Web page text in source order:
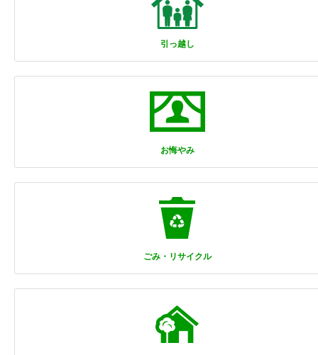
引っ越し
お悔やみ
ごみ・リサイクル